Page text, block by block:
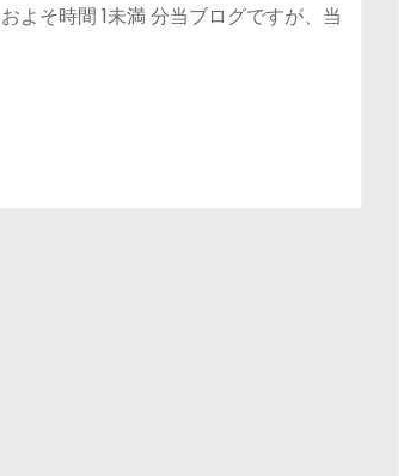
よそ時間 1未満 分当ブログですが、当